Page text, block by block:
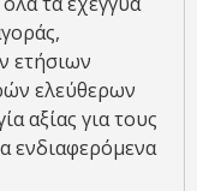
ετήσιων
ελεύθερων
αξίας για τους
ενδιαφερόμενα